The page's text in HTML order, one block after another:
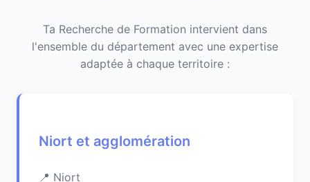
Ta Recherche de Formation intervient dans
l'ensemble du département avec une expertise
adaptée à chaque territoire :
Niort et agglomération
Niort